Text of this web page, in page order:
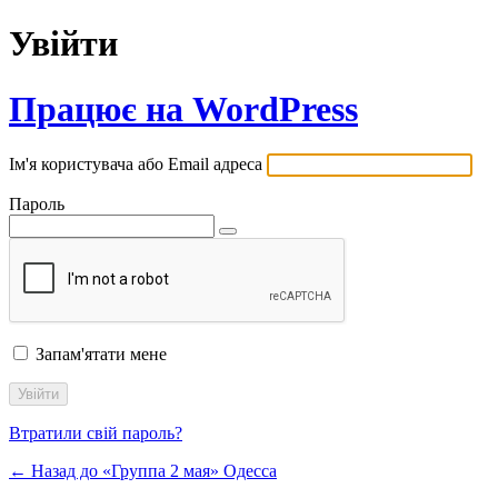
Увійти
Працює на WordPress
Ім'я користувача або Email адреса
Пароль
Запам'ятати мене
Втратили свій пароль?
← Назад до «Группа 2 мая» Одесса